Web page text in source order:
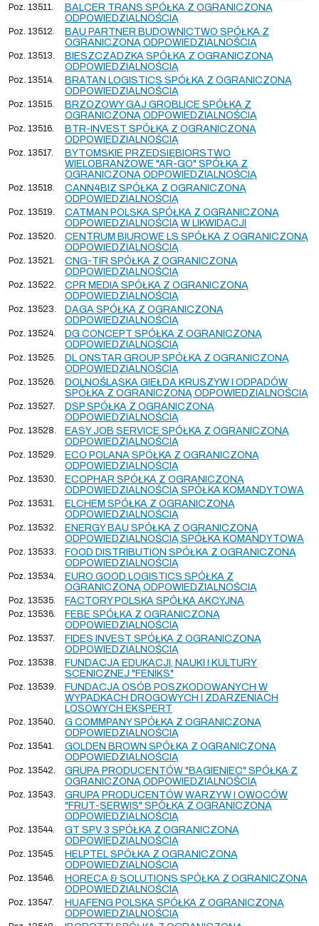
Poz. 13511.
BALCER TRANS SPÓŁKA Z OGRANICZONĄ
ODPOWIEDZIALNOŚCIĄ
Poz. 13512.
BAU PARTNER BUDOWNICTWO SPÓŁKA Z
OGRANICZONĄ ODPOWIEDZIALNOŚCIĄ
Poz. 13513.
BIESZCZADZKA SPÓŁKA Z OGRANICZONĄ
ODPOWIEDZIALNOŚCIĄ
Poz. 13514.
BRATAN LOGISTICS SPÓŁKA Z OGRANICZONĄ
ODPOWIEDZIALNOŚCIĄ
Poz. 13515.
BRZOZOWY GAJ GROBLICE SPÓŁKA Z
OGRANICZONĄ ODPOWIEDZIALNOŚCIĄ
Poz. 13516.
BTR-INVEST SPÓŁKA Z OGRANICZONĄ
ODPOWIEDZIALNOŚCIĄ
Poz. 13517.
BYTOMSKIE PRZEDSIĘBIORSTWO
WIELOBRANŻOWE "AR-GO" SPÓŁKA Z
OGRANICZONĄ ODPOWIEDZIALNOŚCIĄ
Poz. 13518.
CANN4BIZ SPÓŁKA Z OGRANICZONĄ
ODPOWIEDZIALNOŚCIĄ
Poz. 13519.
CATMAN POLSKA SPÓŁKA Z OGRANICZONĄ
ODPOWIEDZIALNOŚCIĄ W LIKWIDACJI
Poz. 13520.
CENTRUM BIUROWE LS SPÓŁKA Z OGRANICZONĄ
ODPOWIEDZIALNOŚCIĄ
Poz. 13521.
CNG-TIR SPÓŁKA Z OGRANICZONĄ
ODPOWIEDZIALNOŚCIĄ
Poz. 13522.
CPR MEDIA SPÓŁKA Z OGRANICZONĄ
ODPOWIEDZIALNOŚCIĄ
Poz. 13523.
DAGA SPÓŁKA Z OGRANICZONĄ
ODPOWIEDZIALNOŚCIĄ
Poz. 13524.
DG CONCEPT SPÓŁKA Z OGRANICZONĄ
ODPOWIEDZIALNOŚCIĄ
Poz. 13525.
DL ONSTAR GROUP SPÓŁKA Z OGRANICZONĄ
ODPOWIEDZIALNOŚCIĄ
Poz. 13526.
DOLNOŚLĄSKA GIEŁDA KRUSZYW I ODPADÓW
SPÓŁKA Z OGRANICZONĄ ODPOWIEDZIALNOŚCIĄ
Poz. 13527.
DSP SPÓŁKA Z OGRANICZONĄ
ODPOWIEDZIALNOŚCIĄ
Poz. 13528.
EASY JOB SERVICE SPÓŁKA Z OGRANICZONĄ
ODPOWIEDZIALNOŚCIĄ
Poz. 13529.
ECO POLANA SPÓŁKA Z OGRANICZONĄ
ODPOWIEDZIALNOŚCIĄ
Poz. 13530.
ECOPHAR SPÓŁKA Z OGRANICZONĄ
ODPOWIEDZIALNOŚCIĄ SPÓŁKA KOMANDYTOWA
Poz. 13531.
ELCHEM SPÓŁKA Z OGRANICZONĄ
ODPOWIEDZIALNOŚCIĄ
Poz. 13532.
ENERGY BAU SPÓŁKA Z OGRANICZONĄ
ODPOWIEDZIALNOŚCIĄ SPÓŁKA KOMANDYTOWA
Poz. 13533.
FOOD DISTRIBUTION SPÓŁKA Z OGRANICZONĄ
ODPOWIEDZIALNOŚCIĄ
Poz. 13534.
EURO GOOD LOGISTICS SPÓŁKA Z
OGRANICZONĄ ODPOWIEDZIALNOŚCIĄ
Poz. 13535. FACTORY POLSKA SPÓŁKA AKCYJNA
Poz. 13536.
FEBE SPÓŁKA Z OGRANICZONĄ
ODPOWIEDZIALNOŚCIĄ
Poz. 13537.
FIDES INVEST SPÓŁKA Z OGRANICZONĄ
ODPOWIEDZIALNOŚCIĄ
Poz. 13538.
FUNDACJA EDUKACJI, NAUKI I KULTURY
SCENICZNEJ "FENIKS"
Poz. 13539.
FUNDACJA OSÓB POSZKODOWANYCH W
WYPADKACH DROGOWYCH I ZDARZENIACH
LOSOWYCH EKSPERT
Poz. 13540.
G COMMPANY SPÓŁKA Z OGRANICZONĄ
ODPOWIEDZIALNOŚCIĄ
Poz. 13541.
GOLDEN BROWN SPÓŁKA Z OGRANICZONĄ
ODPOWIEDZIALNOŚCIĄ
Poz. 13542.
GRUPA PRODUCENTÓW "BAGIENIEC" SPÓŁKA Z
OGRANICZONĄ ODPOWIEDZIALNOŚCIĄ
Poz. 13543.
GRUPA PRODUCENTÓW WARZYW I OWOCÓW
"FRUT-SERWIS" SPÓŁKA Z OGRANICZONĄ
ODPOWIEDZIALNOŚCIĄ
Poz. 13544.
GT SPV 3 SPÓŁKA Z OGRANICZONĄ
ODPOWIEDZIALNOŚCIĄ
Poz. 13545.
HELPTEL SPÓŁKA Z OGRANICZONĄ
ODPOWIEDZIALNOŚCIĄ
Poz. 13546.
HORECA & SOLUTIONS SPÓŁKA Z OGRANICZONĄ
ODPOWIEDZIALNOŚCIĄ
Poz. 13547.
HUAFENG POLSKA SPÓŁKA Z OGRANICZONĄ
ODPOWIEDZIALNOŚCIĄ